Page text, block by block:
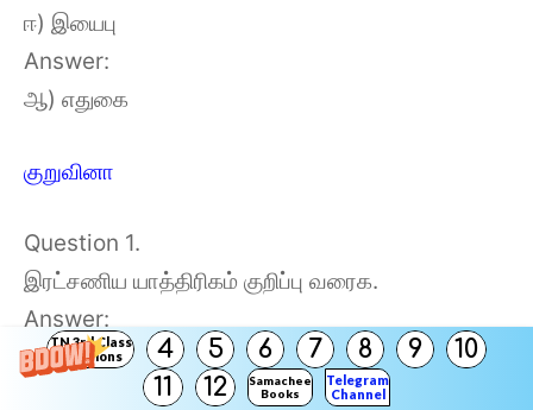
TN 3rd Class
Solutions
4 5 6 7 8 9
10
11
12
Samacheer
Books
Telegram
Channel
ஈ) இயைபு
Answer:
ஆ) எதுகை
குறுவினா
Question 1.
இரட்சணிய யாத்திரிகம் குறிப்பு வரைக.
Answer:
ஜான்பனியன் எழுதிய பில்கிரிமஸ் புரோகிரஸ்